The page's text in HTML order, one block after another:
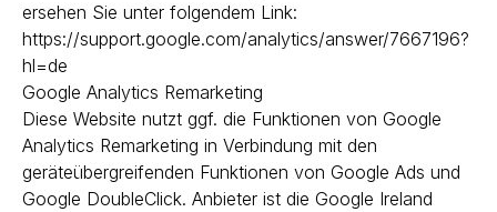
ersehen Sie unter folgendem Link:
https://support.google.com/analytics/answer/7667196?
hl=de
Google Analytics Remarketing
Diese Website nutzt ggf. die Funktionen von Google
Analytics Remarketing in Verbindung mit den
geräteübergreifenden Funktionen von Google Ads und
Google DoubleClick. Anbieter ist die Google Ireland